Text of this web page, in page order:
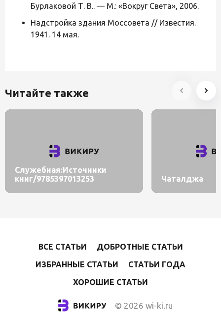
Бурлаковой Т. В.. — М.: «Вокруг Света», 2006.
Надстройка здания Моссовета // Известия.
1941. 14 мая.
Читайте также
Служебная:Источники
книг/9785397013253
Чаталджа
ВСЕ СТАТЬИ
ДОБРОТНЫЕ СТАТЬИ
ИЗБРАННЫЕ СТАТЬИ
СТАТЬИ ГОДА
ХОРОШИЕ СТАТЬИ
© 2026 wi-ki.ru